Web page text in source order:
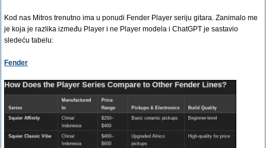
Kod nas Mitros trenutno ima u ponudi Fender Player seriju gitara. Zanimalo me
je koja je razlika između Player i ne Player modela i ChatGPT je sastavio
sledeću tabelu:
Fender